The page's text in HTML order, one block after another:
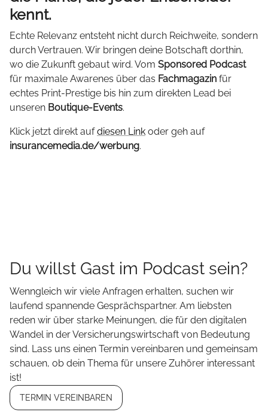
kennt.
Echte Relevanz entsteht nicht durch Reichweite, sondern
durch Vertrauen. Wir bringen deine Botschaft dorthin,
wo die Zukunft gebaut wird. Vom Sponsored Podcast
für maximale Awarenes über das Fachmagazin für
echtes Print-Prestige bis hin zum direkten Lead bei
unseren Boutique-Events.
Klick jetzt direkt aufdiesen Link oder geh auf
insurancemedia.de/werbung.
Du willst Gast im Podcast sein?
Wenngleich wir viele Anfragen erhalten, suchen wir
laufend spannende Gesprächspartner. Am liebsten
reden wir über starke Meinungen, die für den digitalen
Wandel in der Versicherungswirtschaft von Bedeutung
sind. Lass uns einen Termin vereinbaren und gemeinsam
schauen, ob dein Thema für unsere Zuhörer interessant
ist!
TERMIN VEREINBAREN